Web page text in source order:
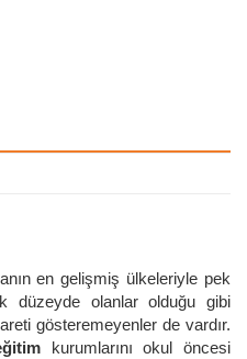
en gelişmiş ülkeleriyle pek
düzeyde olanlar olduğu gibi
gösteremeyenler de vardır.
kurumlarını okul öncesi